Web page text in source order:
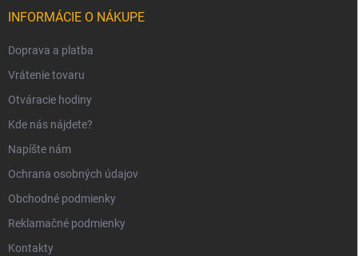
INFORMÁCIE O NÁKUPE
Doprava a platba
Vrátenie tovaru
Otváracie hodiny
Kde nás nájdete?
Napíšte nám
Ochrana osobných údajov
Obchodné podmienky
Reklamačné podmienky
Kontakty